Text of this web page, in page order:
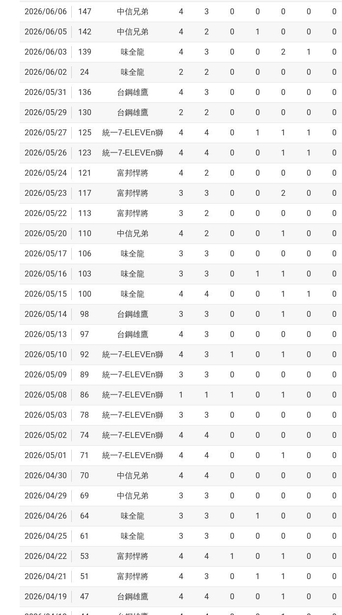
2026/06/06 147 中信兄弟 4 3 0 0 0 0 0
2026/06/05 142 中信兄弟 4 2 0 1 0 0 0
2026/06/03 139 味全龍 4 3 0 0 2 1 0
2026/06/02 24 味全龍 2 2 0 0 0 0 0
2026/05/31 136 台鋼雄鷹 4 3 0 0 0 0 0
2026/05/29 130 台鋼雄鷹 2 2 0 0 0 0 0
2026/05/27 125 統一7-ELEVEn獅 4 4 0 1 1 1 0
2026/05/26 123 統一7-ELEVEn獅 4 4 0 0 1 1 0
2026/05/24 121 富邦悍將 4 2 0 0 0 0 0
2026/05/23 117 富邦悍將 3 3 0 0 2 0 0
2026/05/22 113 富邦悍將 3 2 0 0 0 0 0
2026/05/20 110 中信兄弟 4 2 0 0 1 0 0
2026/05/17 106 味全龍 3 3 0 0 0 0 0
2026/05/16 103 味全龍 3 3 0 1 1 0 0
2026/05/15 100 味全龍 4 4 0 0 1 1 0
2026/05/14 98 台鋼雄鷹 3 3 0 0 1 0 0
2026/05/13 97 台鋼雄鷹 4 3 0 0 0 0 0
2026/05/10 92 統一7-ELEVEn獅 4 3 1 0 1 0 0
2026/05/09 89 統一7-ELEVEn獅 3 3 0 0 0 0 0
2026/05/08 86 統一7-ELEVEn獅 1 1 1 0 1 0 0
2026/05/03 78 統一7-ELEVEn獅 3 3 0 0 0 0 0
2026/05/02 74 統一7-ELEVEn獅 4 4 0 0 0 0 0
2026/05/01 71 統一7-ELEVEn獅 4 4 0 0 1 0 0
2026/04/30 70 中信兄弟 4 4 0 0 0 0 0
2026/04/29 69 中信兄弟 3 3 0 0 0 0 0
2026/04/26 64 味全龍 3 3 0 1 0 0 0
2026/04/25 61 味全龍 3 3 0 0 0 0 0
2026/04/22 53 富邦悍將 4 4 1 0 1 0 0
2026/04/21 51 富邦悍將 4 3 0 1 1 0 0
2026/04/19 47 台鋼雄鷹 4 4 0 0 1 0 0